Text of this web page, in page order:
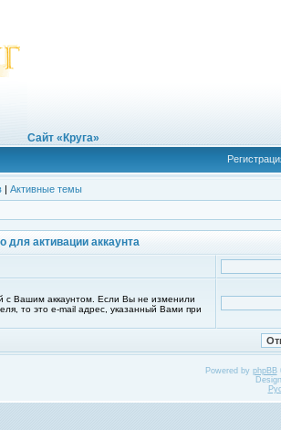
Сайт «Круга»
| Активные темы
для активации аккаунта
с Вашим аккаунтом. Если Вы не изменили
то это e-mail адрес, указанный Вами при
Powered by phpBB